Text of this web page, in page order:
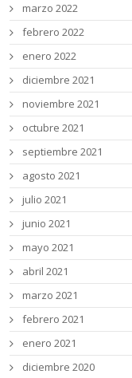
marzo 2022
febrero 2022
enero 2022
diciembre 2021
noviembre 2021
octubre 2021
septiembre 2021
agosto 2021
julio 2021
junio 2021
mayo 2021
abril 2021
marzo 2021
febrero 2021
enero 2021
diciembre 2020